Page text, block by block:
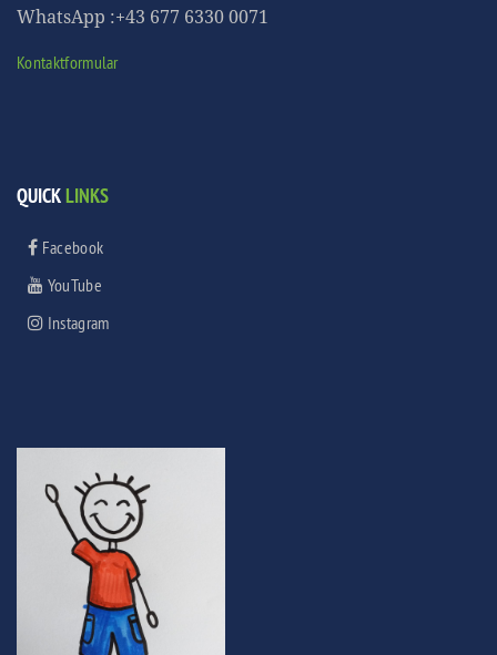
WhatsApp :+43 677 6330 0071
Kontaktformular
QUICKLINKS
Facebook
YouTube
Instagram